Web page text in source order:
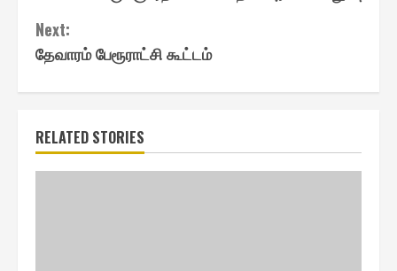
Next:
தேவாரம் பேரூராட்சி கூட்டம்
RELATED STORIES